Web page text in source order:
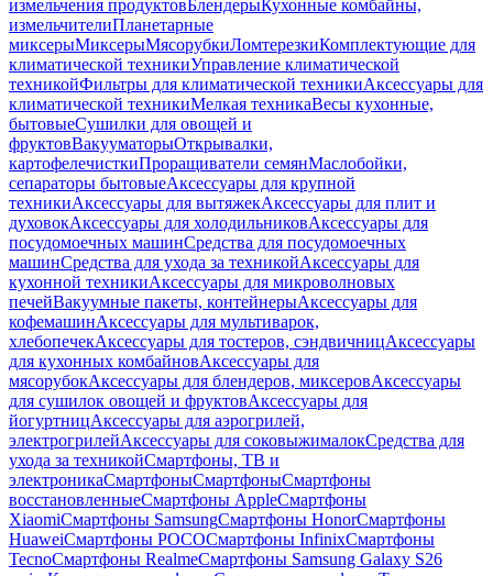
измельчения продуктовБлендерыКухонные комбайны,
измельчителиПланетарные
миксерыМиксерыМясорубкиЛомтерезкиКомплектующие для
климатической техникиУправление климатической
техникойФильтры для климатической техникиАксессуары для
климатической техникиМелкая техникаВесы кухонные,
бытовыеСушилки для овощей и
фруктовВакууматорыОткрывалки,
картофелечисткиПроращиватели семянМаслобойки,
сепараторы бытовыеАксессуары для крупной
техникиАксессуары для вытяжекАксессуары для плит и
духовокАксессуары для холодильниковАксессуары для
посудомоечных машинСредства для посудомоечных
машинСредства для ухода за техникойАксессуары для
кухонной техникиАксессуары для микроволновых
печейВакуумные пакеты, контейнерыАксессуары для
кофемашинАксессуары для мультиварок,
хлебопечекАксессуары для тостеров, сэндвичницАксессуары
для кухонных комбайновАксессуары для
мясорубокАксессуары для блендеров, миксеровАксессуары
для сушилок овощей и фруктовАксессуары для
йогуртницАксессуары для аэрогрилей,
электрогрилейАксессуары для соковыжималокСредства для
ухода за техникойСмартфоны, ТВ и
электроникаСмартфоныСмартфоныСмартфоны
восстановленныеСмартфоны AppleСмартфоны
XiaomiСмартфоны SamsungСмартфоны HonorСмартфоны
HuaweiСмартфоны POCOСмартфоны InfinixСмартфоны
TecnoСмартфоны RealmeСмартфоны Samsung Galaxy S26